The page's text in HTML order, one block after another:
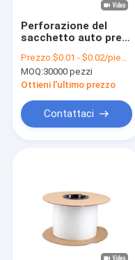
Video
Su di noi
Perforazione del
sacchetto auto pre-
stampata su misura
per sigillamento
termico automatico
Prezzo:$0.01 - $0.02/pieces
MOQ:30000 pezzi
Ottieni l'ultimo prezzo
Contattaci